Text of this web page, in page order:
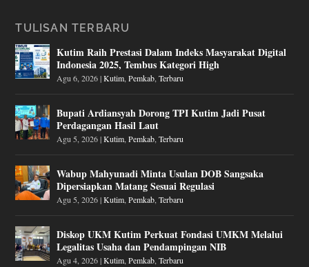
TULISAN TERBARU
Kutim Raih Prestasi Dalam Indeks Masyarakat Digital
Indonesia 2025, Tembus Kategori High
Agu 6, 2026|Kutim,Pemkab,Terbaru
Bupati Ardiansyah Dorong TPI Kutim Jadi Pusat
Perdagangan Hasil Laut
Agu 5, 2026|Kutim,Pemkab,Terbaru
Wabup Mahyunadi Minta Usulan DOB Sangsaka
Dipersiapkan Matang Sesuai Regulasi
Agu 5, 2026|Kutim,Pemkab,Terbaru
Diskop UKM Kutim Perkuat Fondasi UMKM Melalui
Legalitas Usaha dan Pendampingan NIB
Agu 4, 2026|Kutim,Pemkab,Terbaru